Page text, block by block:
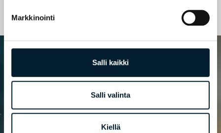
Markkinointi
Salli kaikki
Salli valinta
Kiellä